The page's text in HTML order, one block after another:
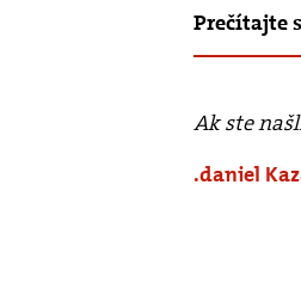
Prečítajte
Ak ste
.daniel